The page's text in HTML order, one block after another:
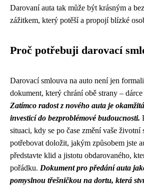
Darovaní auta tak může být krásným a
zážitkem, který potěší a propojí blízké
Proč potřebuji darovací
Darovací smlouva na auto není jen
dokument, který chrání obě strany –
Zatímco radost z nového auta je
investicí do bezproblémové budoucnosti.
situaci, kdy se po čase změní vaše životní
potřebovat doložit, jakým způsobem jste
představte klid a jistotu obdarovaného,
pořádku. Dokument pro předání auta
pomyslnou třešničkou na dortu, která